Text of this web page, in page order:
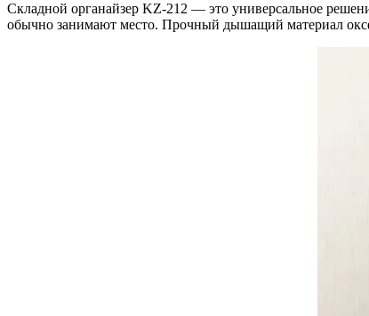
Складной органайзер KZ-212 — это универсальное
обычно занимают место. Прочный дышащий материал